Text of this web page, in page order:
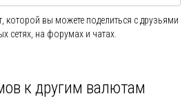
которой вы можете поделиться с друзьями
сетях, на форумах и чатах.
к другим валютам